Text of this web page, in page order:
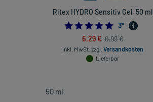
Ritex HYDRO Sensitiv Gel, 50 ml
5.0
3*
6,29 € 6,99 €
inkl. MwSt. zzgl. Versandkosten
Lieferbar